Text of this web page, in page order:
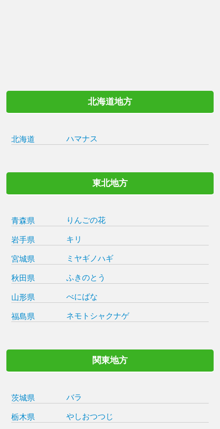
北海道地方
北海道 ハマナス
東北地方
青森県 りんごの花
岩手県 キリ
宮城県 ミヤギノハギ
秋田県 ふきのとう
山形県 べにばな
福島県 ネモトシャクナゲ
関東地方
茨城県 バラ
栃木県 やしおつつじ